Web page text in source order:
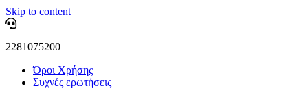
Skip to content
2281075200
Όροι Χρήσης
Συχνές ερωτήσεις